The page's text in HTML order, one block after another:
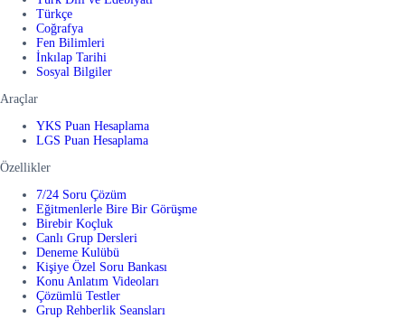
Türkçe
Coğrafya
Fen Bilimleri
İnkılap Tarihi
Sosyal Bilgiler
Araçlar
YKS Puan Hesaplama
LGS Puan Hesaplama
Özellikler
7/24 Soru Çözüm
Eğitmenlerle Bire Bir Görüşme
Birebir Koçluk
Canlı Grup Dersleri
Deneme Kulübü
Kişiye Özel Soru Bankası
Konu Anlatım Videoları
Çözümlü Testler
Grup Rehberlik Seansları